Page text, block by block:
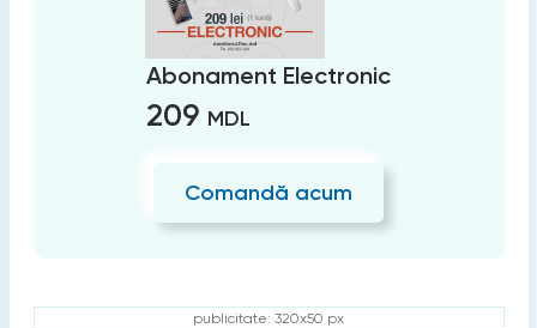
Abonament Electronic
209 MDL
Comandă acum
publicitate: 320x50 px